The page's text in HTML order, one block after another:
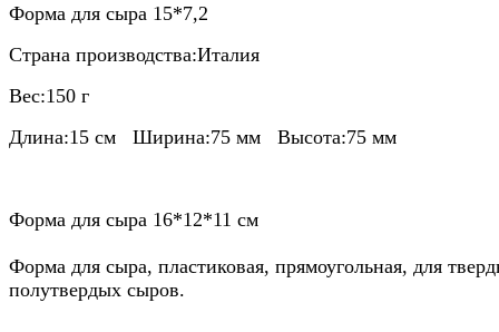
Форма для сыра 15*7,2
Страна производства:Италия
Вес:150 г
Длина:15 см Ширина:75 мм Высота:75 мм
Форма для сыра 16*12*11 см
Форма для сыра, пластиковая, прямоугольная, для
полутвердых сыров.